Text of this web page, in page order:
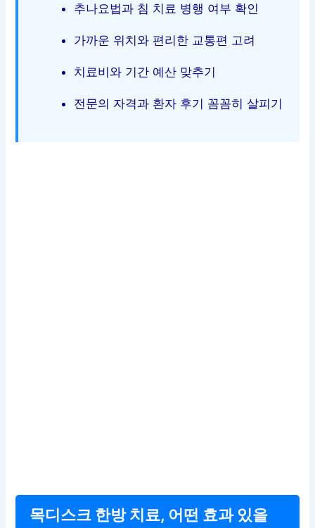
추나요법과 침 치료 병행 여부 확인
가까운 위치와 편리한 교통편 고려
치료비와 기간 예산 맞추기
전문의 자격과 환자 후기 꼼꼼히 살피기
목디스크 한방 치료, 어떤 효과 있을